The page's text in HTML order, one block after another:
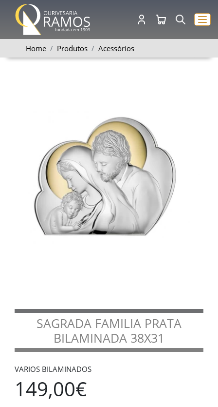
Home Produtos Acessórios
SAGRADA FAMILIA PRATA
BILAMINADA 38X31
VARIOS BILAMINADOS
149,00€